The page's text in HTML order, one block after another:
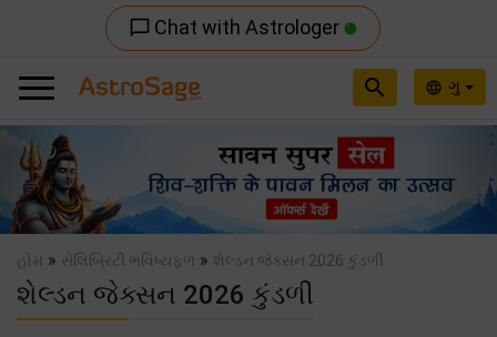
chat_bubble_outline Chat with Astrologer
language ગુ
search
Previous
હોમ » સેલિબ્રિટી ભવિષ્યફળ » શેલ્ડન જેક્સન 2026 કુંડળી
શેલ્ડન જેક્સન 2026 કુંડળી